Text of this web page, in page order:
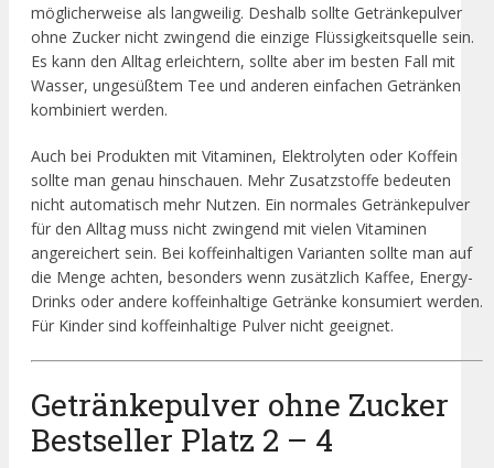
möglicherweise als langweilig. Deshalb sollte Getränkepulver
ohne Zucker nicht zwingend die einzige Flüssigkeitsquelle sein.
Es kann den Alltag erleichtern, sollte aber im besten Fall mit
Wasser, ungesüßtem Tee und anderen einfachen Getränken
kombiniert werden.
Auch bei Produkten mit Vitaminen, Elektrolyten oder Koffein
sollte man genau hinschauen. Mehr Zusatzstoffe bedeuten
nicht automatisch mehr Nutzen. Ein normales Getränkepulver
für den Alltag muss nicht zwingend mit vielen Vitaminen
angereichert sein. Bei koffeinhaltigen Varianten sollte man auf
die Menge achten, besonders wenn zusätzlich Kaffee, Energy-
Drinks oder andere koffeinhaltige Getränke konsumiert werden.
Für Kinder sind koffeinhaltige Pulver nicht geeignet.
Getränkepulver ohne Zucker
Bestseller Platz 2 – 4